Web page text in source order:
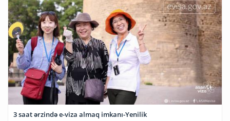
3 saat ərzində e-viza almaq imkanı-Yenilik